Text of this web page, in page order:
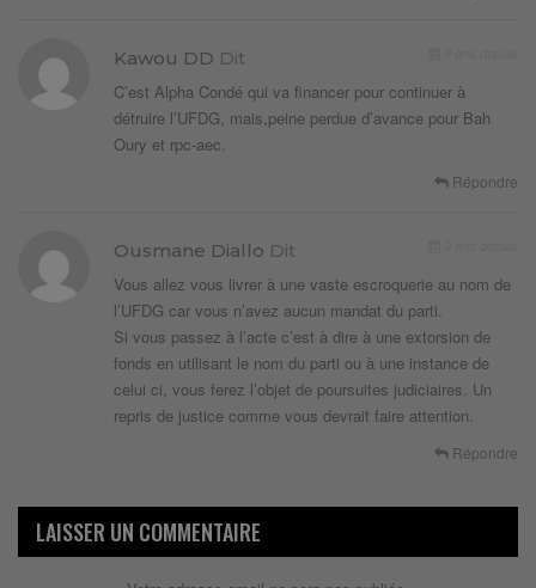
Kawou DD Dit
C’est Alpha Condé qui va financer pour continuer à
détruire l’UFDG, mais,peine perdue d’avance pour Bah
Oury et rpc-aec.
Répondre
Ousmane Diallo Dit
Vous allez vous livrer à une vaste escroquerie au nom de
l’UFDG car vous n’avez aucun mandat du parti.
Si vous passez à l’acte c’est à dire à une extorsion de
fonds en utilisant le nom du parti ou à une instance de
celui ci, vous ferez l’objet de poursuites judiciaires. Un
repris de justice comme vous devrait faire attention.
Répondre
LAISSER UN COMMENTAIRE